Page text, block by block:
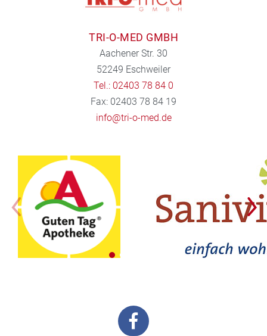
TRI-O-MED GMBH
Aachener Str. 30
52249 Eschweiler
Tel.: 02403 78 84 0
Fax: 02403 78 84 19
info@tri-o-med.de